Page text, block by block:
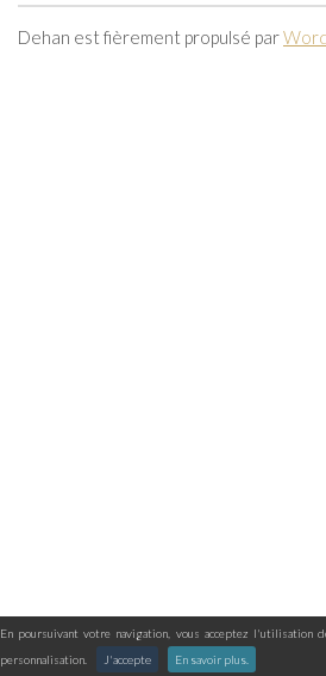
En poursuivant votre navigation, vous acceptez l'utilisation
personnalisation.
J'accepte En savoir plus.
Dehan est fièrement propulsé par